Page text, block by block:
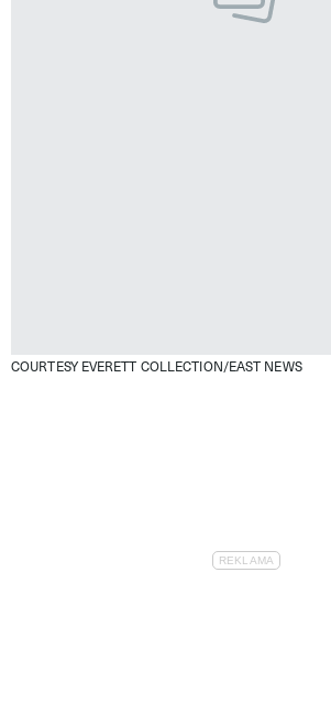
COURTESY EVERETT COLLECTION/EAST NEWS